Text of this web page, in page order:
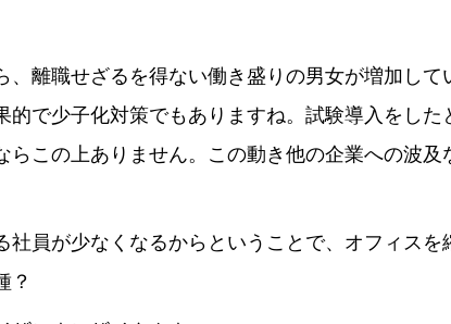
離職せざるを得ない働き盛りの男女が増加し
的で少子化対策でもありますね。試験導入をし
らこの上ありません。この動き他の企業への波
員が少なくなるからということで、オフィスを
？